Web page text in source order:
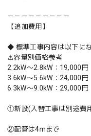
－－－－－－－－－
【追加費用】
◆ 標準工事内容は以下に
⚠️容量別価格参考
2.2kW〜2.8kW：19,000円
3.6kW〜5.6kW：24,000円
6.3kW〜9.0kW：29,000円
①新設(入替工事は別途費
②配管は4mまで